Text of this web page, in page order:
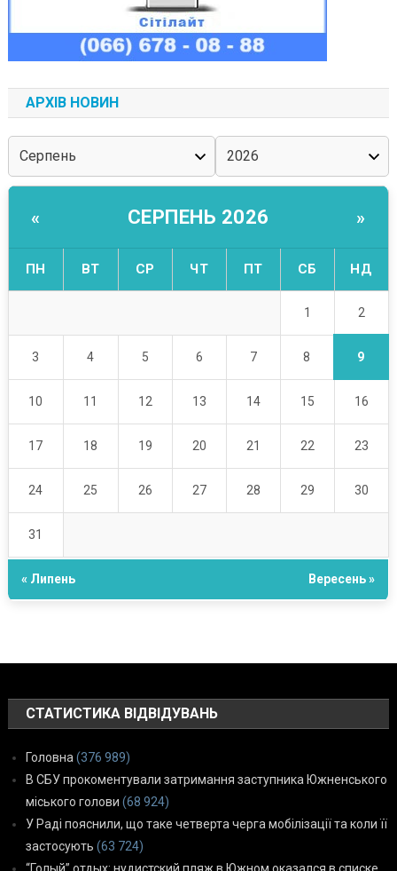
АРХІВ НОВИН
« СЕРПЕНЬ 2026 »
ПН ВТ СР ЧТ ПТ СБ НД
1 2
3 4 5 6 7 8 9
10 11 12 13 14 15 16
17 18 19 20 21 22 23
24 25 26 27 28 29 30
31
« Липень Вересень »
СТАТИСТИКА ВІДВІДУВАНЬ
Головна (376 989)
В СБУ прокоментували затримання заступника Южненського
міського голови (68 924)
У Раді пояснили, що таке четверта черга мобілізації та коли її
застосують (63 724)